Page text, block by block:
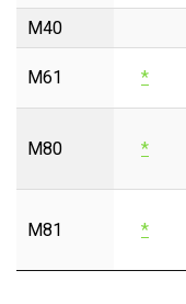
M40
M61 *
M80 *
M81 *